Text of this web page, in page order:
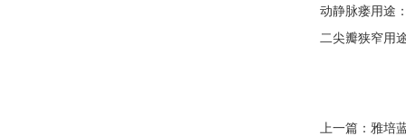
动静脉瘘用途‌
二尖瓣狭窄用
上一篇： 雅培